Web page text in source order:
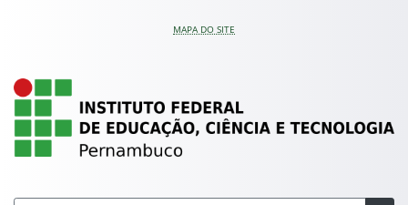
MAPA DO SITE
IFPE – Instituto